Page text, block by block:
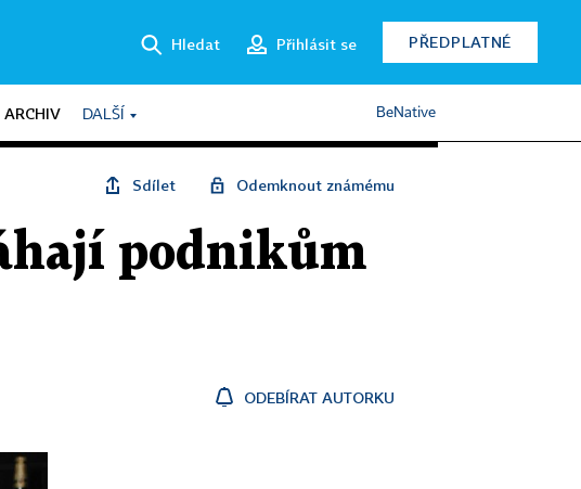
Hledat Přihlásit se PŘEDPLATNÉ
ARCHIV DALŠÍ BeNative
Sdílet Odemknout známému
podnikům
ODEBÍRAT AUTORKU